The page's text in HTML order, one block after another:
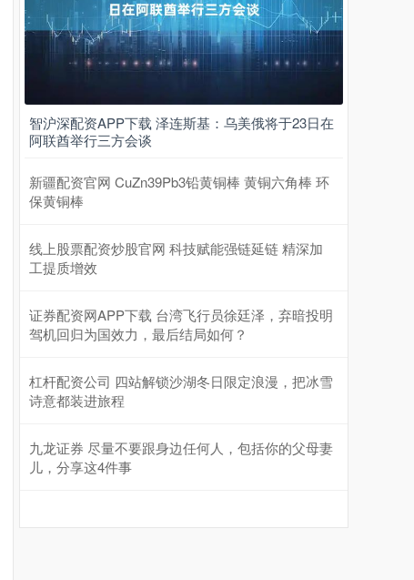
智沪深配资APP下载 泽连斯基：乌美俄将于23日在
阿联酋举行三方会谈
新疆配资官网 CuZn39Pb3铅黄铜棒 黄铜六角棒 环
保黄铜棒
线上股票配资炒股官网 科技赋能强链延链 精深加
工提质增效
证券配资网APP下载 台湾飞行员徐廷泽，弃暗投明
驾机回归为国效力，最后结局如何？
杠杆配资公司 四站解锁沙湖冬日限定浪漫，把冰雪
诗意都装进旅程
九龙证券 尽量不要跟身边任何人，包括你的父母妻
儿，分享这4件事